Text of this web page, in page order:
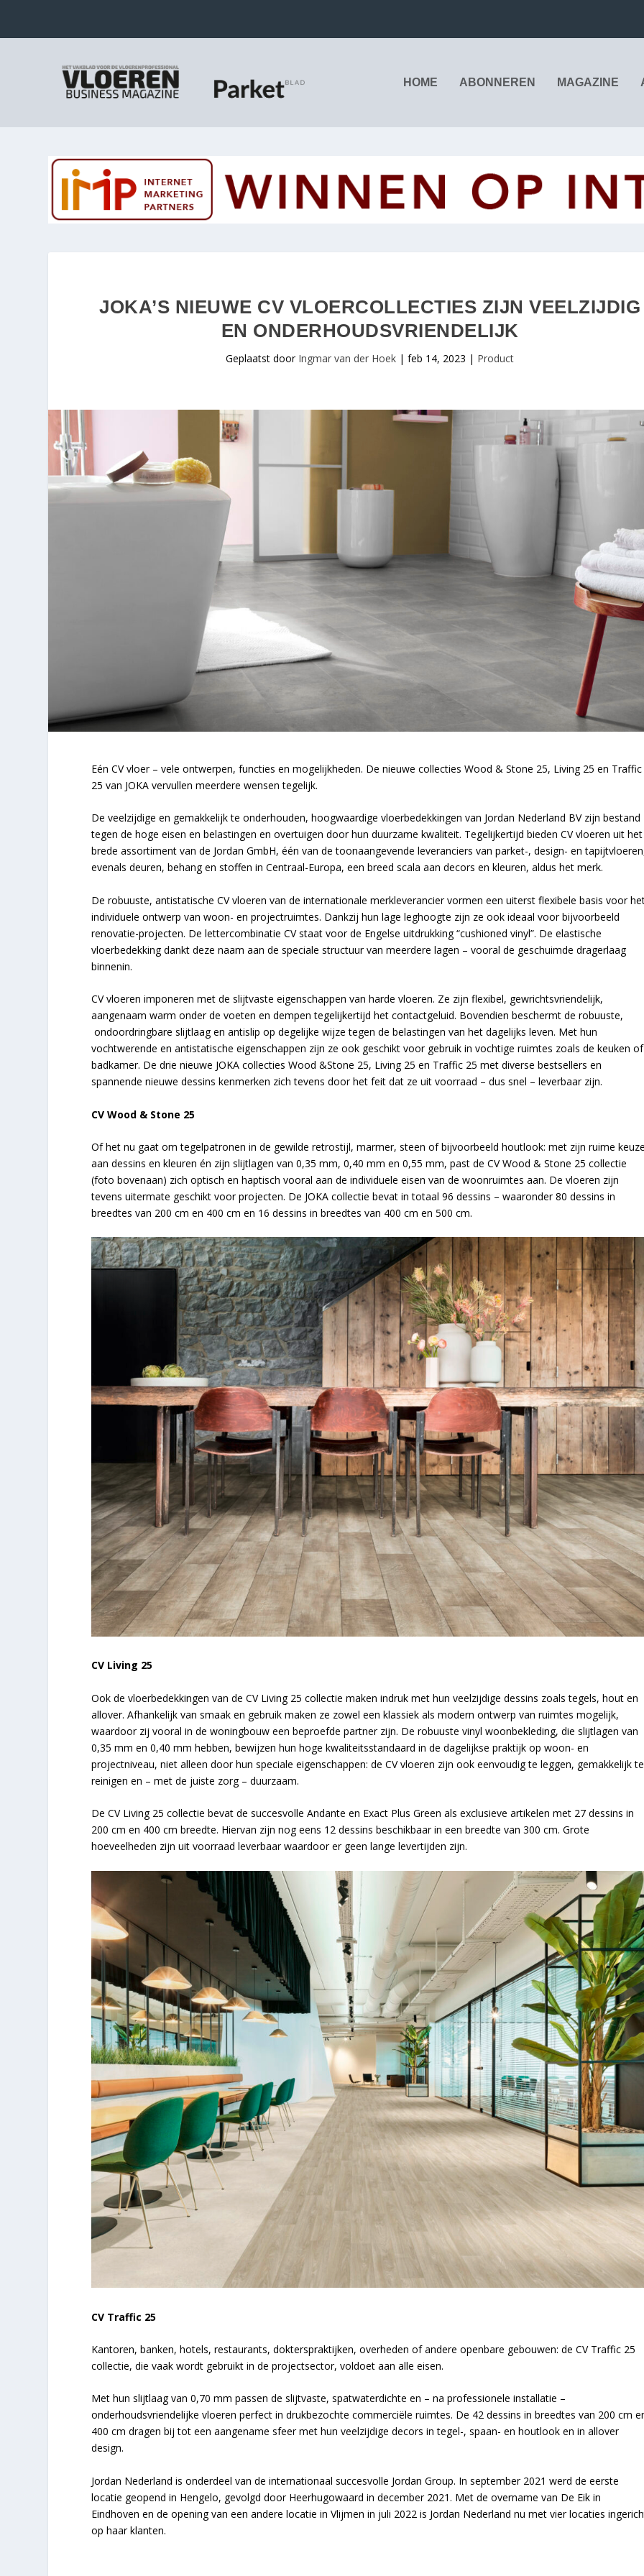
HOME ABONNEREN MAGAZINE
JOKA’S NIEUWE CV VLOERCOLLECTIES ZIJN VEELZIJDIG
EN ONDERHOUDSVRIENDELIJK
Geplaatst door Ingmar van der Hoek |feb 14, 2023 | Product
Eén CV vloer – vele ontwerpen, functies en mogelijkheden. De nieuwe collecties Wood & Stone 25, Living 25 en Traffic
25 van JOKA vervullen meerdere wensen tegelijk.
De veelzijdige en gemakkelijk te onderhouden, hoogwaardige vloerbedekkingen van Jordan Nederland BV zijn bestand
tegen de hoge eisen en belastingen en overtuigen door hun duurzame kwaliteit. Tegelijkertijd bieden CV vloeren uit het
brede assortiment van de Jordan GmbH, één van de toonaangevende leveranciers van parket-, design- en
evenals deuren, behang en stoffen in Centraal-Europa, een breed scala aan decors en kleuren, aldus het merk.
De robuuste, antistatische CV vloeren van de internationale merkleverancier vormen een uiterst flexibele basis voor
individuele ontwerp van woon- en projectruimtes. Dankzij hun lage leghoogte zijn ze ook ideaal voor bijvoorbeeld
renovatie-projecten. De lettercombinatie CV staat voor de Engelse uitdrukking “cushioned vinyl”. De elastische
vloerbedekking dankt deze naam aan de speciale structuur van meerdere lagen – vooral de geschuimde dragerlaag
binnenin.
CV vloeren imponeren met de slijtvaste eigenschappen van harde vloeren. Ze zijn flexibel, gewrichtsvriendelijk,
aangenaam warm onder de voeten en dempen tegelijkertijd het contactgeluid. Bovendien beschermt de robuuste,
ondoordringbare slijtlaag en antislip op degelijke wijze tegen de belastingen van het dagelijks leven. Met hun
vochtwerende en antistatische eigenschappen zijn ze ook geschikt voor gebruik in vochtige ruimtes zoals de keuken of
badkamer. De drie nieuwe JOKA collecties Wood &Stone 25, Living 25 en Traffic 25 met diverse bestsellers en
spannende nieuwe dessins kenmerken zich tevens door het feit dat ze uit voorraad – dus snel – leverbaar zijn.
CV Wood & Stone 25
Of het nu gaat om tegelpatronen in de gewilde retrostijl, marmer, steen of bijvoorbeeld houtlook: met zijn ruime
aan dessins en kleuren én zijn slijtlagen van 0,35 mm, 0,40 mm en 0,55 mm, past de CV Wood & Stone 25 collectie
(foto bovenaan) zich optisch en haptisch vooral aan de individuele eisen van de woonruimtes aan. De vloeren zijn
tevens uitermate geschikt voor projecten. De JOKA collectie bevat in totaal 96 dessins – waaronder 80 dessins in
breedtes van 200 cm en 400 cm en 16 dessins in breedtes van 400 cm en 500 cm.
CV Living 25
Ook de vloerbedekkingen van de CV Living 25 collectie maken indruk met hun veelzijdige dessins zoals tegels, hout en
allover. Afhankelijk van smaak en gebruik maken ze zowel een klassiek als modern ontwerp van ruimtes mogelijk,
waardoor zij vooral in de woningbouw een beproefde partner zijn. De robuuste vinyl woonbekleding, die slijtlagen van
0,35 mm en 0,40 mm hebben, bewijzen hun hoge kwaliteitsstandaard in de dagelijkse praktijk op woon- en
projectniveau, niet alleen door hun speciale eigenschappen: de CV vloeren zijn ook eenvoudig te leggen, gemakkelijk te
reinigen en – met de juiste zorg – duurzaam.
De CV Living 25 collectie bevat de succesvolle Andante en Exact Plus Green als exclusieve artikelen met 27 dessins in
200 cm en 400 cm breedte. Hiervan zijn nog eens 12 dessins beschikbaar in een breedte van 300 cm. Grote
hoeveelheden zijn uit voorraad leverbaar waardoor er geen lange levertijden zijn.
CV Traffic 25
Kantoren, banken, hotels, restaurants, dokterspraktijken, overheden of andere openbare gebouwen: de CV Traffic 25
collectie, die vaak wordt gebruikt in de projectsector, voldoet aan alle eisen.
Met hun slijtlaag van 0,70 mm passen de slijtvaste, spatwaterdichte en – na professionele installatie –
onderhoudsvriendelijke vloeren perfect in drukbezochte commerciële ruimtes. De 42 dessins in breedtes van 200 cm
400 cm dragen bij tot een aangename sfeer met hun veelzijdige decors in tegel-, spaan- en houtlook en in allover
design.
Jordan Nederland is onderdeel van de internationaal succesvolle Jordan Group. In september 2021 werd de eerste
locatie geopend in Hengelo, gevolgd door Heerhugowaard in december 2021. Met de overname van De Eik in
Eindhoven en de opening van een andere locatie in Vlijmen in juli 2022 is Jordan Nederland nu met vier locaties
op haar klanten.